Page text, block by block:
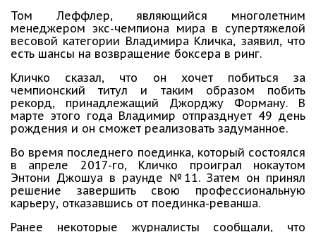
Том Леффлер, являющийся многолетним
менеджером экс-чемпиона мира в супертяжелой
весовой категории Владимира Кличка, заявил, что
есть шансы на возвращение боксера в ринг.
Кличко сказал, что он хочет побиться за
чемпионский титул и таким образом побить
рекорд, принадлежащий Джорджу Форману. В
марте этого года Владимир отпразднует 49 день
рождения и он сможет реализовать задуманное.
Во время последнего поединка, который состоялся
в апреле 2017-го, Кличко проиграл нокаутом
Энтони Джошуа в раунде №11. Затем он принял
решение завершить свою профессиональную
карьеру, отказавшись от поединка-реванша.
Ранее некоторые журналисты сообщали, что